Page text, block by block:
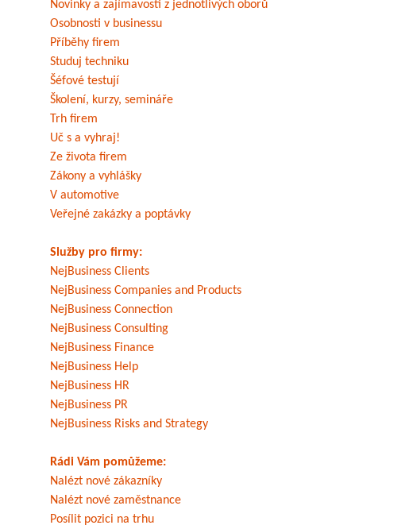
Novinky a zajímavosti z jednotlivých oborů
Osobnosti v businessu
Příběhy firem
Studuj techniku
Šéfové testují
Školení, kurzy, semináře
Trh firem
Uč s a vyhraj!
Ze života firem
Zákony a vyhlášky
V automotive
Veřejné zakázky a poptávky
Služby pro firmy:
NejBusiness Clients
NejBusiness Companies and Products
NejBusiness Connection
NejBusiness Consulting
NejBusiness Finance
NejBusiness Help
NejBusiness HR
NejBusiness PR
NejBusiness Risks and Strategy
Rádi Vám pomůžeme:
Nalézt nové zákazníky
Nalézt nové zaměstnance
Posílit pozici na trhu